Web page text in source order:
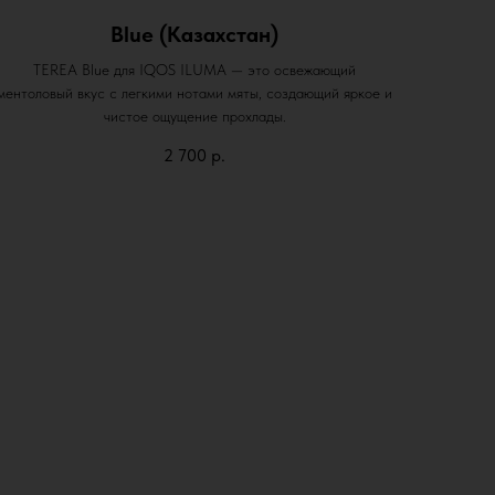
Blue (Казахстан)
TEREA Blue для IQOS ILUMA — это освежающий
вкус с легкими нотами мяты, создающий яркое и
чистое ощущение прохлады.
2 700 р.